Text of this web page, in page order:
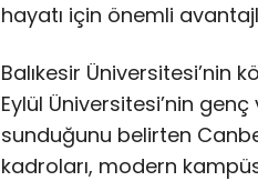
hayatı için önemli
Balıkesir Üniversitesi’nin
Eylül Üniversitesi’nin
sunduğunu belirten
kadroları, modern